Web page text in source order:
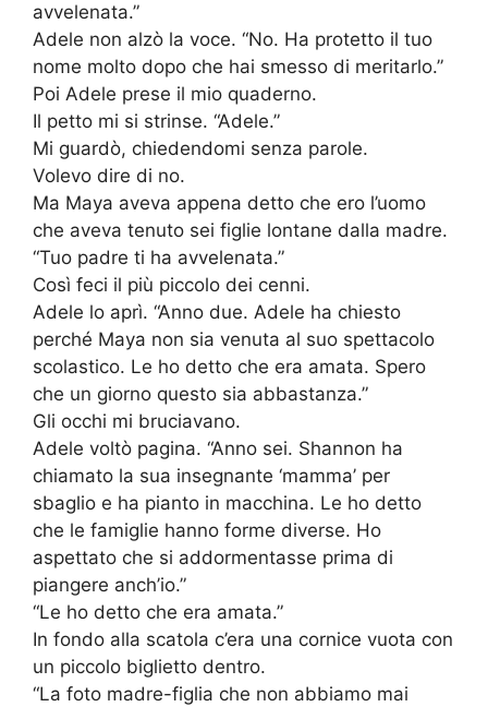
avvelenata.”
Adele non alzò la voce. “No. Ha protetto il tuo
nome molto dopo che hai smesso di meritarlo.”
Poi Adele prese il mio quaderno.
Il petto mi si strinse. “Adele.”
Mi guardò, chiedendomi senza parole.
Volevo dire di no.
Ma Maya aveva appena detto che ero l’uomo
che aveva tenuto sei figlie lontane dalla madre.
“Tuo padre ti ha avvelenata.”
Così feci il più piccolo dei cenni.
Adele lo aprì. “Anno due. Adele ha chiesto
perché Maya non sia venuta al suo spettacolo
scolastico. Le ho detto che era amata. Spero
che un giorno questo sia abbastanza.”
Gli occhi mi bruciavano.
Adele voltò pagina. “Anno sei. Shannon ha
chiamato la sua insegnante ‘mamma’ per
sbaglio e ha pianto in macchina. Le ho detto
che le famiglie hanno forme diverse. Ho
aspettato che si addormentasse prima di
piangere anch’io.”
“Le ho detto che era amata.”
In fondo alla scatola c’era una cornice vuota con
un piccolo biglietto dentro.
“La foto madre-figlia che non abbiamo mai